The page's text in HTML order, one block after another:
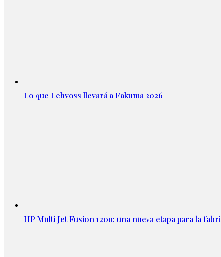
Lo que Lehvoss llevará a Fakuma 2026
HP Multi Jet Fusion 1200: una nueva etapa para la